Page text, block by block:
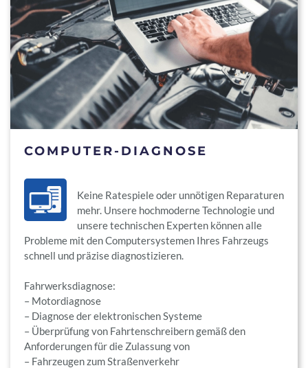
COMPUTER-DIAGNOSE
Keine Ratespiele oder unnötigen Reparaturen
mehr. Unsere hochmoderne Technologie und
unsere technischen Experten können alle
Probleme mit den Computersystemen Ihres Fahrzeugs
schnell und präzise diagnostizieren.
Fahrwerksdiagnose:
– Motordiagnose
– Diagnose der elektronischen Systeme
– Überprüfung von Fahrtenschreibern gemäß den
Anforderungen für die Zulassung von
– Fahrzeugen zum Straßenverkehr